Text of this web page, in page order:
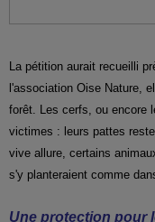
La pétition aurait recueilli
l'association Oise Nature,
forêt. Les cerfs, ou encore
victimes : leurs pattes
vive allure, certains
s'y planteraient comme
Une protection pour